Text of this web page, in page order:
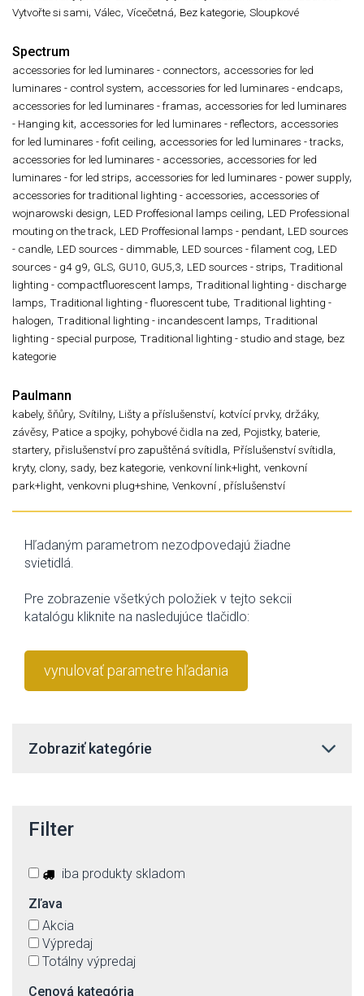
Vytvořte si sami, Válec, Vícečetná, Bez kategorie, Sloupkové
Spectrum
accessories for led luminares - connectors, accessories for led
luminares - control system, accessories for led luminares - endcaps,
accessories for led luminares - framas, accessories for led luminares
- Hanging kit, accessories for led luminares - reflectors, accessories
for led luminares - fofit ceiling, accessories for led luminares - tracks,
accessories for led luminares - accessories, accessories for led
luminares - for led strips, accessories for led luminares - power supply,
accessories for traditional lighting - accessories, accessories of
wojnarowski design, LED Proffesional lamps ceiling, LED Professional
mouting on the track, LED Proffesional lamps - pendant, LED sources
- candle, LED sources - dimmable, LED sources - filament cog, LED
sources - g4 g9, GLS, GU10, GU5,3, LED sources - strips, Traditional
lighting - compactfluorescent lamps, Traditional lighting - discharge
lamps, Traditional lighting - fluorescent tube, Traditional lighting -
halogen, Traditional lighting - incandescent lamps, Traditional
lighting - special purpose, Traditional lighting - studio and stage, bez
kategorie
Paulmann
kabely, šňůry, Svítilny, Lišty a příslušenství, kotvící prvky, držáky,
závěsy, Patice a spojky, pohybové čidla na zed, Pojistky, baterie,
startery, přislušenství pro zapuštěná svítidla, Příslušenství svítidla,
kryty, clony, sady, bez kategorie, venkovní link+light, venkovní
park+light, venkovni plug+shine, Venkovní , příslušenství
Hľadaným parametrom nezodpovedajú žiadne
svietidlá.
Pre zobrazenie všetkých položiek v tejto sekcii
katalógu kliknite na nasledujúce tlačidlo:
vynulovať parametre hľadania
Zobraziť kategórie
Filter
iba produkty skladom
Zľava
Akcia
Výpredaj
Totálny výpredaj
Cenová kategória